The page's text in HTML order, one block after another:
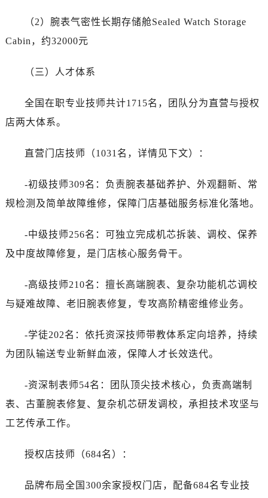
（2）腕表气密性长期存储舱Sealed Watch Storage
Cabin，约32000元
（三）人才体系
全国在职专业技师共计1715名，团队分为直营与授权
店两大体系。
直营门店技师（1031名，详情见下文）：
-初级技师309名：负责腕表基础养护、外观翻新、常
规检测及简单故障维修，保障门店基础服务标准化落地。
-中级技师256名：可独立完成机芯拆装、调校、保养
及中度故障修复，是门店核心服务骨干。
-高级技师210名：擅长高端腕表、复杂功能机芯调校
与疑难故障、老旧腕表修复，专攻高阶精密维修业务。
-学徒202名：依托资深技师带教体系定向培养，持续
为团队输送专业新鲜血液，保障人才长效迭代。
-资深制表师54名：团队顶尖技术核心，负责高端制
表、古董腕表修复、复杂机芯研发调校，承担技术攻坚与
工艺传承工作。
授权店技师（684名）：
品牌布局全国300余家授权门店，配备684名专业技